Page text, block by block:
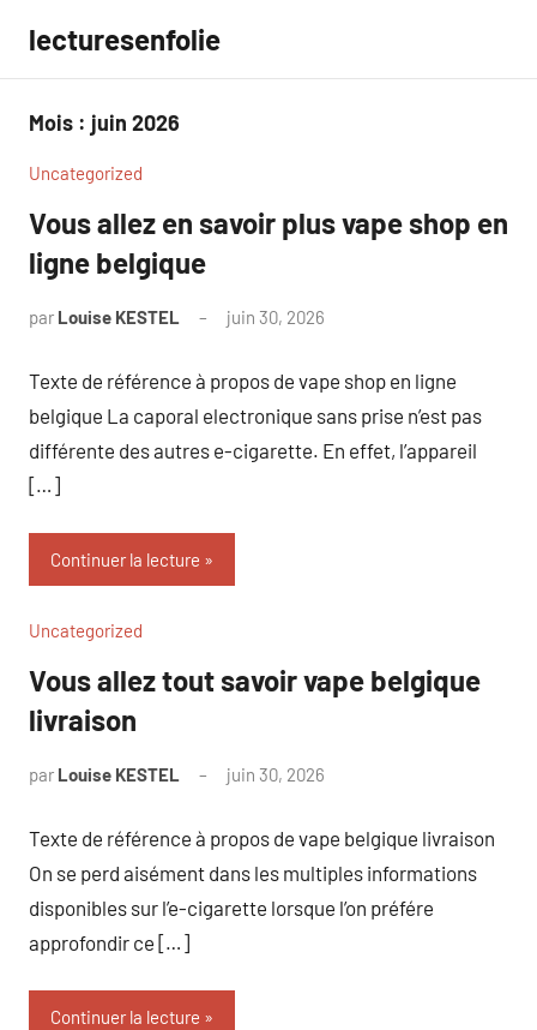
contenu
lecturesenfolie
Mois : juin 2026
Uncategorized
Vous allez en savoir plus vape shop en
ligne belgique
par Louise KESTEL juin 30, 2026
Texte de référence à propos de vape shop en ligne
belgique La caporal electronique sans prise n’est pas
différente des autres e-cigarette. En effet, l’appareil
[…]
Continuer la lecture
Uncategorized
Vous allez tout savoir vape belgique
livraison
par Louise KESTEL juin 30, 2026
Texte de référence à propos de vape belgique livraison
On se perd aisément dans les multiples informations
disponibles sur l’e-cigarette lorsque l’on préfére
approfondir ce […]
Continuer la lecture